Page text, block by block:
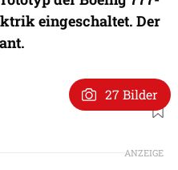
eingeschaltet. Der
27 Bilder
ANZEIGE